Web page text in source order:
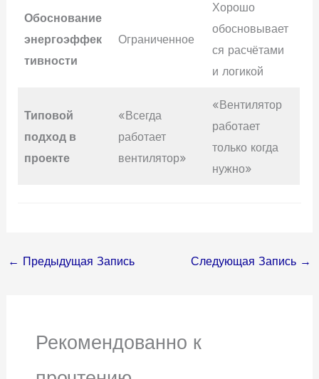
Обоснование
энергоэффек
тивности
Ограниченное
Хорошо
обосновывает
ся расчётами
и логикой
Типовой
подход в
проекте
«Всегда
работает
вентилятор»
«Вентилятор
работает
только когда
нужно»
← Предыдущая Запись Следующая Запись →
Рекомендованно к